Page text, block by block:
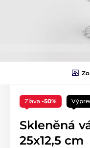
Zľava -50%
Skleněná
25x12,5 cm